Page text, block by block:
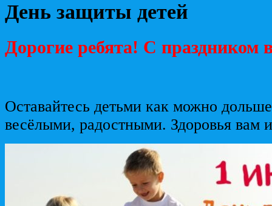
День защиты детей
Дорогие ребята! С праздником
Оставайтесь детьми как можно
весёлыми, радостными. Здоровья вам